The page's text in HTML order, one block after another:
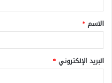
ق
*
الاسم *
البريد الإلكتروني *